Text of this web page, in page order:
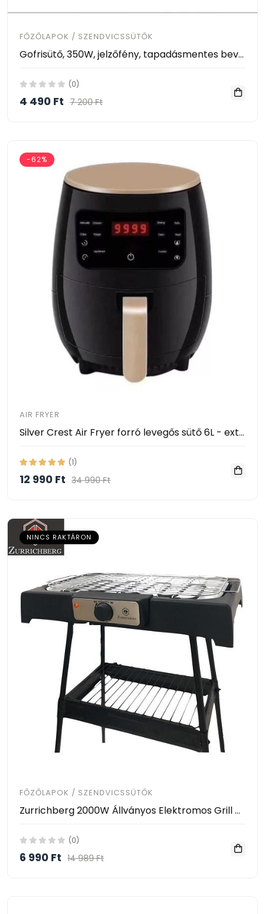
FŐZŐLAPOK / SZENDVICSSÜTŐK
Gofrisütő, 350W, jelzőfény, tapadásmentes bevonat
(0)
4 490 Ft 7 200 Ft
-62%
AIR FRYER
Silver Crest Air Fryer forró levegős sütő 6L - extra nagy, 2400W
(1)
12 990 Ft 34 990 Ft
NINCS RAKTÁRON
FŐZŐLAPOK / SZENDVICSSÜTŐK
Zurrichberg 2000W Állványos Elektromos Grill és Barbecue sütő
(0)
6 990 Ft 14 989 Ft